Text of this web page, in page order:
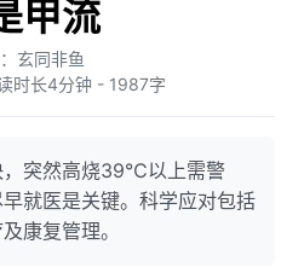
甲流
玄同非鱼​
时长4分钟 - 1987字
，突然高烧39℃以上需警
就医是关键。科学应对包括
康复管理。